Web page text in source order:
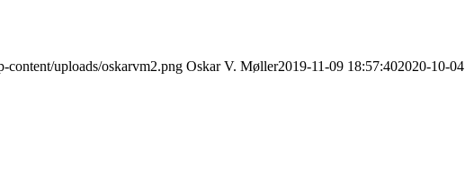
content/uploads/oskarvm2.png Oskar V. Møller2019-11-09 18:57:402020-10-04